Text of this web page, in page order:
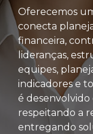
Oferecemos
conecta
financeira,
lideranças,
equipes,
indicadores e
é desenvolvido
respeitando a
entregando